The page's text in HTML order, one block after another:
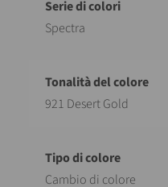
Spectra
921 Desert Gold
Cambio di colore